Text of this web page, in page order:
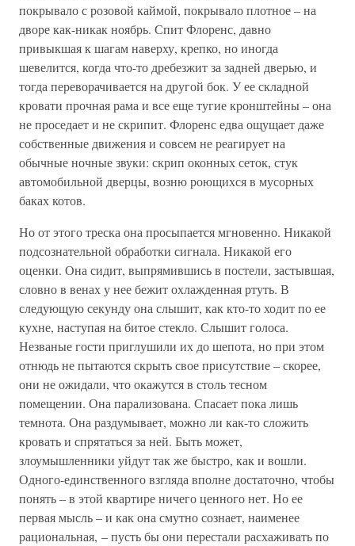
покрывало с розовой каймой, покрывало плотное – на
дворе как-никак ноябрь. Спит Флоренс, давно
привыкшая к шагам наверху, крепко, но иногда
шевелится, когда что-то дребезжит за задней дверью, и
тогда переворачивается на другой бок. У ее складной
кровати прочная рама и все еще тугие кронштейны – она
не проседает и не скрипит. Флоренс едва ощущает даже
собственные движения и совсем не реагирует на
обычные ночные звуки: скрип оконных сеток, стук
автомобильной дверцы, возню роющихся в мусорных
баках котов.
Но от этого треска она просыпается мгновенно. Никакой
подсознательной обработки сигнала. Никакой его
оценки. Она сидит, выпрямившись в постели, застывшая,
словно в венах у нее бежит охлажденная ртуть. В
следующую секунду она слышит, как кто-то ходит по ее
кухне, наступая на битое стекло. Слышит голоса.
Незваные гости приглушили их до шепота, но при этом
отнюдь не пытаются скрыть свое присутствие – скорее,
они не ожидали, что окажутся в столь тесном
помещении. Она парализована. Спасает пока лишь
темнота. Она раздумывает, можно ли как-то сложить
кровать и спрятаться за ней. Быть может,
злоумышленники уйдут так же быстро, как и вошли.
Одного-единственного взгляда вполне достаточно, чтобы
понять – в этой квартире ничего ценного нет. Но ее
первая мысль – и как она смутно сознает, наименее
рациональная, – пусть бы они перестали расхаживать по